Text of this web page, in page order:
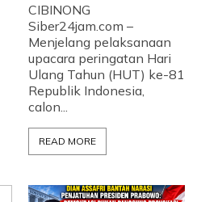
CIBINONG
Siber24jam.com –
Menjelang pelaksanaan
upacara peringatan Hari
Ulang Tahun (HUT) ke-81
Republik Indonesia,
calon...
READ MORE